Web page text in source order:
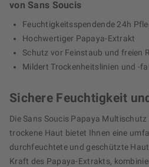
von Sans Soucis
Feuchtigkeitsspendende 24h
Hochwertiger Papaya-Extrakt
Schutz vor Feinstaub und freien
Mildert Trockenheitslinien und -
Sichere Feuchtigkeit
Die Sans Soucis Papaya
trockene Haut bietet Ihnen eine
durchfeuchtete und geschützte
Kraft des Papaya-Extrakts,